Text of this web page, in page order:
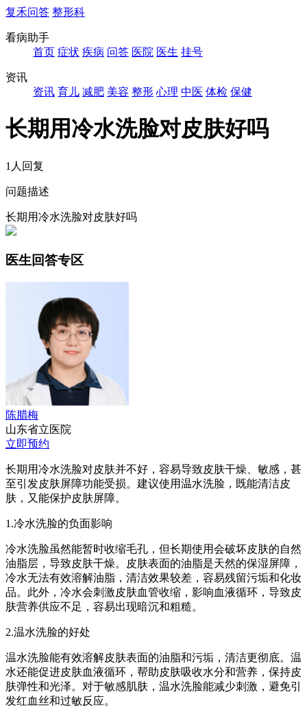
复禾问答 整形科
看病助手
首页 症状 疾病 问答 医院 医生 挂号
资讯
资讯 育儿 减肥 美容 整形 心理 中医 体检 保健
长期用冷水洗脸对皮肤好吗
1人回复
问题描述
长期用冷水洗脸对皮肤好吗
医生回答专区
陈腊梅
山东省立医院
立即预约
长期用冷水洗脸对皮肤并不好，容易导致皮肤干燥、敏感，甚
至引发皮肤屏障功能受损。建议使用温水洗脸，既能清洁皮
肤，又能保护皮肤屏障。
1.冷水洗脸的负面影响
冷水洗脸虽然能暂时收缩毛孔，但长期使用会破坏皮肤的自然
油脂层，导致皮肤干燥。皮肤表面的油脂是天然的保湿屏障，
冷水无法有效溶解油脂，清洁效果较差，容易残留污垢和化妆
品。此外，冷水会刺激皮肤血管收缩，影响血液循环，导致皮
肤营养供应不足，容易出现暗沉和粗糙。
2.温水洗脸的好处
温水洗脸能有效溶解皮肤表面的油脂和污垢，清洁更彻底。温
水还能促进皮肤血液循环，帮助皮肤吸收水分和营养，保持皮
肤弹性和光泽。对于敏感肌肤，温水洗脸能减少刺激，避免引
发红血丝和过敏反应。